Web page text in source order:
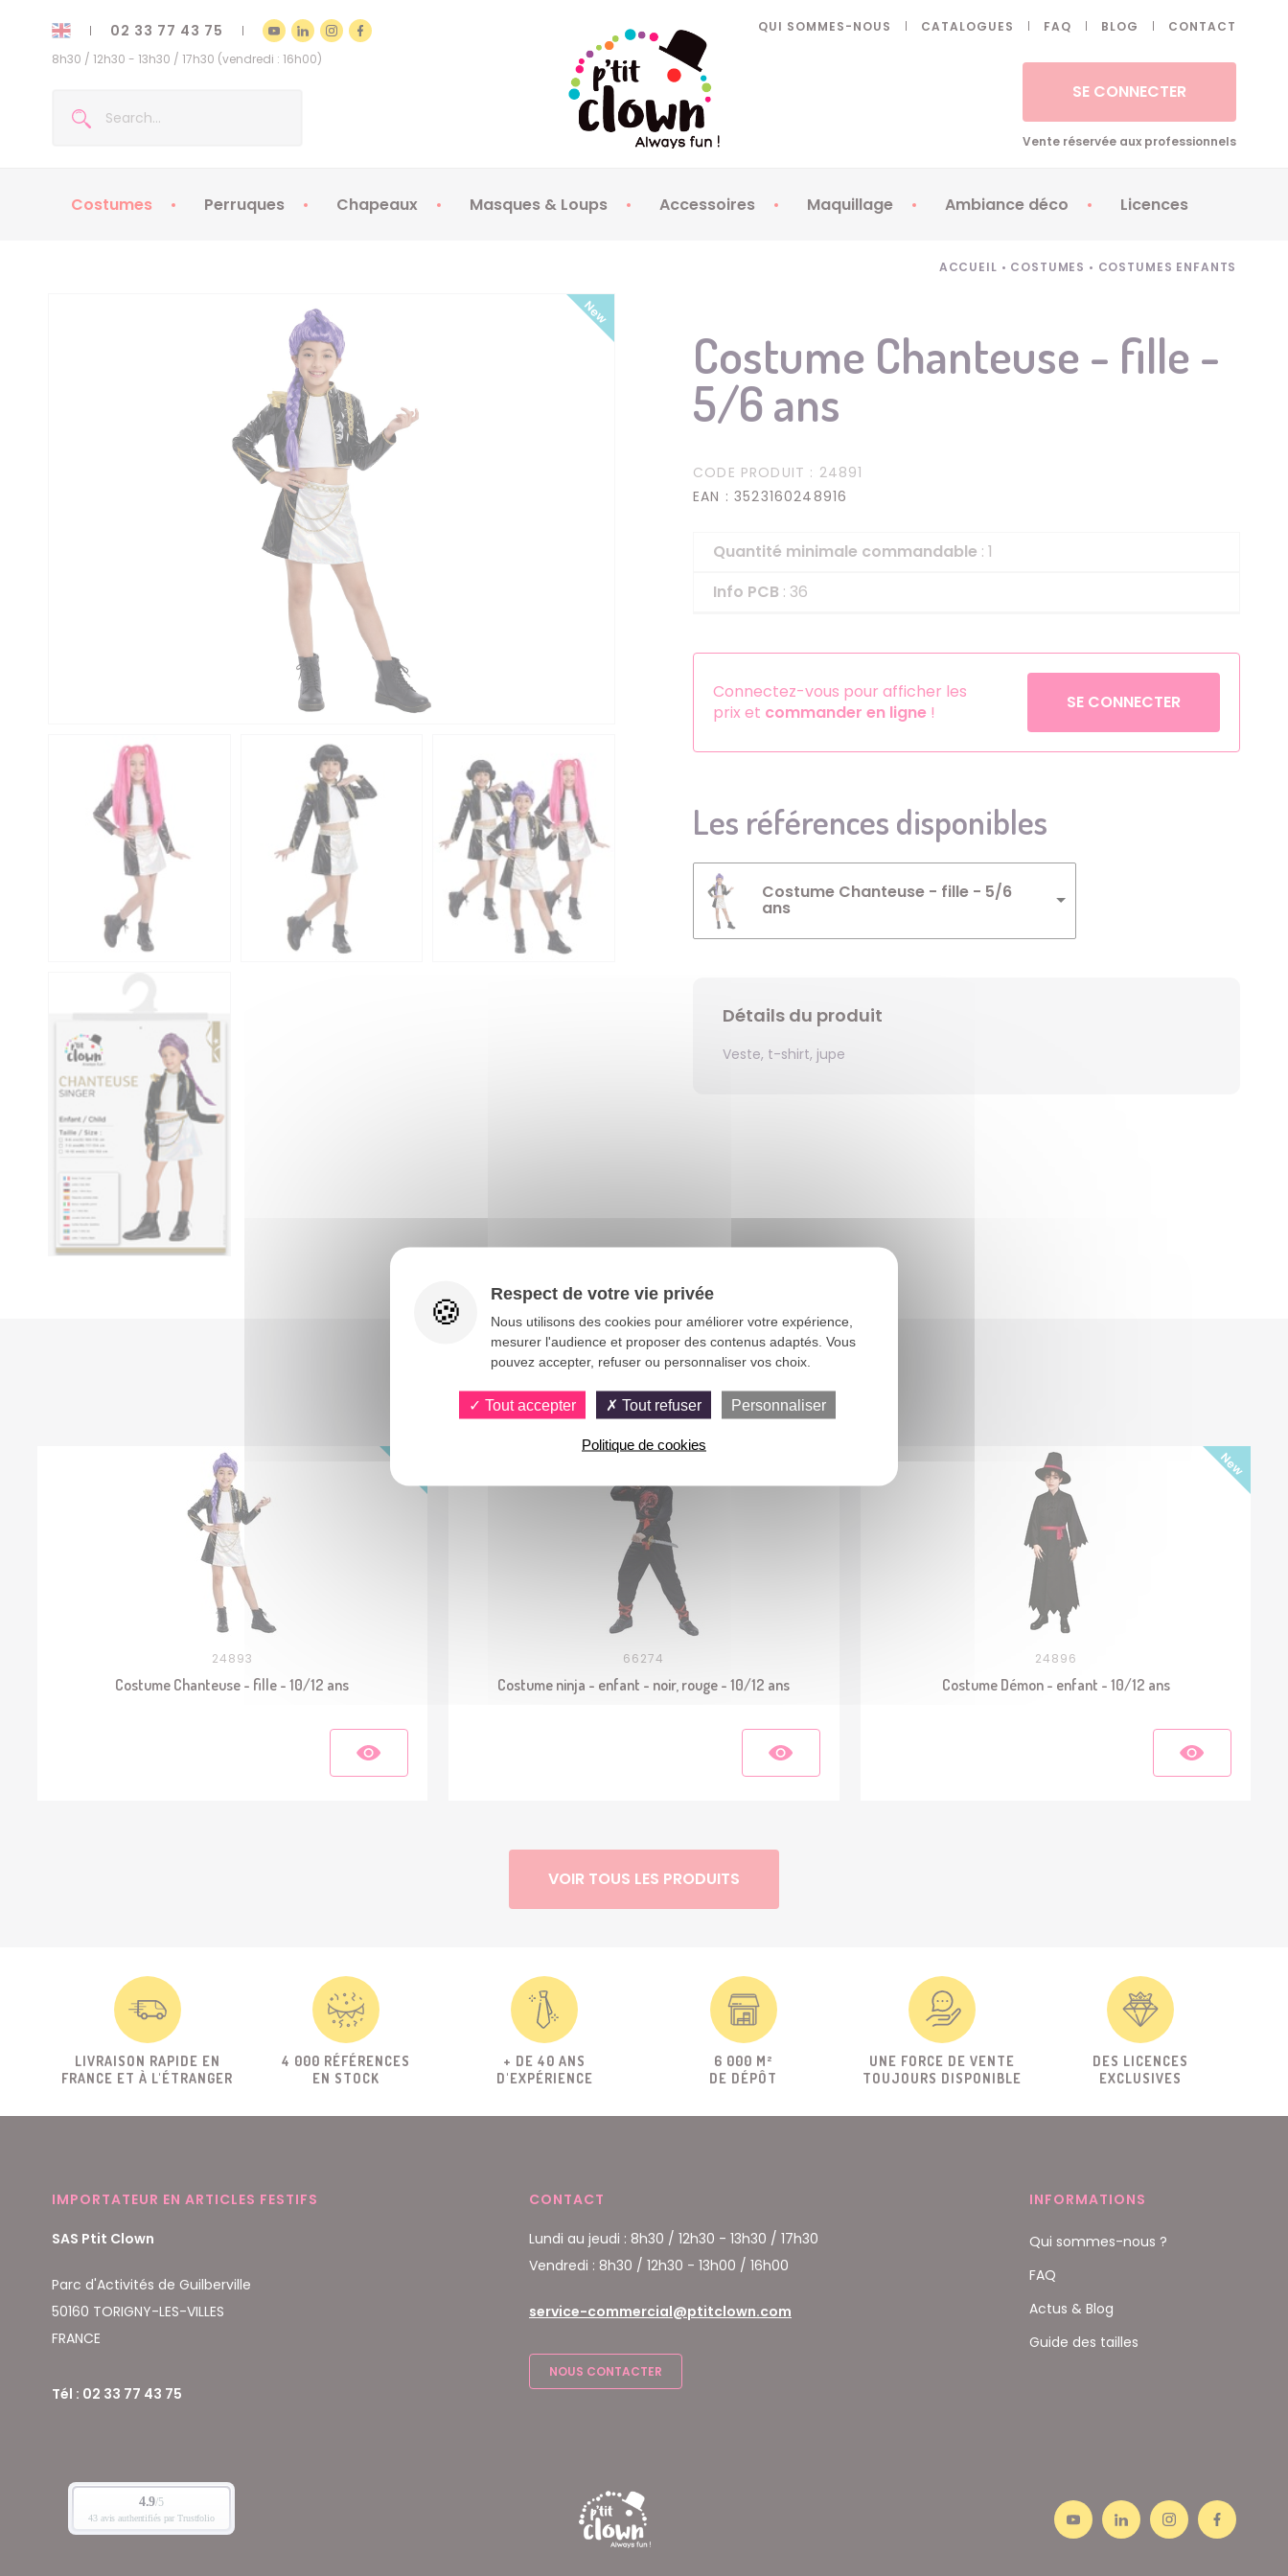
02 33 77 43 75
8h30 / 12h30 - 13h30 / 17h30 (vendredi : 16h00)
QUI SOMMES-NOUS CATALOGUES FAQ BLOG CONTACT
SE CONNECTER
Vente réservée aux professionnels
Costumes Perruques Chapeaux Masques & Loups
Masques Loups adultes
Accessoires
Cotillons
Habillement
Lunettes
Sets d'accessoires
Maquillage
Sprays
Tatouages
Ambiance déco
Ballons
Licences
Demon Slayer
Petronix Defenders
Pokémon
Robin des Bois
ACCUEIL • COSTUMES • COSTUMES ENFANTS
Costume Chanteuse - fille -
5/6 ans
CODE PRODUIT : 24891
EAN : 3523160248916
Quantité minimale commandable : 1
Info PCB : 36
Connectez-vous pour afficher les
prix et commander en ligne ! SE CONNECTER
Les références disponibles
Costume Chanteuse - fille - 5/6
ans
Détails du produit
Veste, t-shirt, jupe
Vous aimerez aussi
24893
Costume Chanteuse - fille - 10/12 ans
66274
Costume ninja - enfant - noir, rouge - 10/12 ans
24896
Costume Démon - enfant - 10/12 ans
VOIR TOUS LES PRODUITS
LIVRAISON RAPIDE EN
FRANCE ET À L'ÉTRANGER
4 000 RÉFÉRENCES
EN STOCK
+ DE 40 ANS
D'EXPÉRIENCE
6 000 M²
DE DÉPÔT
UNE FORCE DE VENTE
TOUJOURS DISPONIBLE
DES LICENCES
EXCLUSIVES
IMPORTATEUR EN ARTICLES FESTIFS
SAS Ptit Clown
Parc d'Activités de Guilberville
50160 TORIGNY-LES-VILLES
FRANCE
Tél : 02 33 77 43 75
CONTACT
Lundi au jeudi : 8h30 / 12h30 - 13h30 / 17h30
Vendredi : 8h30 / 12h30 - 13h00 / 16h00
service-commercial@ptitclown.com
NOUS CONTACTER
INFORMATIONS
Qui sommes-nous ?
FAQ
Actus & Blog
Guide des tailles
Respect de votre vie privée
Nous utilisons des cookies pour améliorer votre expérience,
mesurer l'audience et proposer des contenus adaptés. Vous
pouvez accepter, refuser ou personnaliser vos choix.
Tout accepter Tout refuser Personnaliser
Politique de cookies